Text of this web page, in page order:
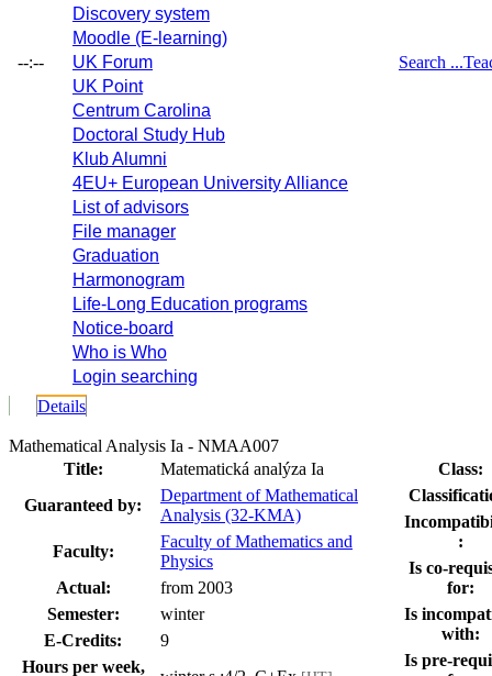
--:--
Discovery system
Moodle (E-learning)
UK Forum
UK Point
Centrum Carolina
Doctoral Study Hub
Klub Alumni
4EU+ European University Alliance
List of advisors
File manager
Graduation
Harmonogram
Life-Long Education programs
Notice-board
Who is Who
Login searching
Search ...
Details
Mathematical Analysis Ia - NMAA007
Title:
Matematická analýza Ia
Guaranteed by:
Department of Mathematical
Analysis (32-KMA)
Faculty:
Faculty of Mathematics and
Physics
Actual:
from 2003
Semester:
winter
E-Credits:
9
Hours per week,
Class:
:
Is co-
for:
Is
with:
Is pre-